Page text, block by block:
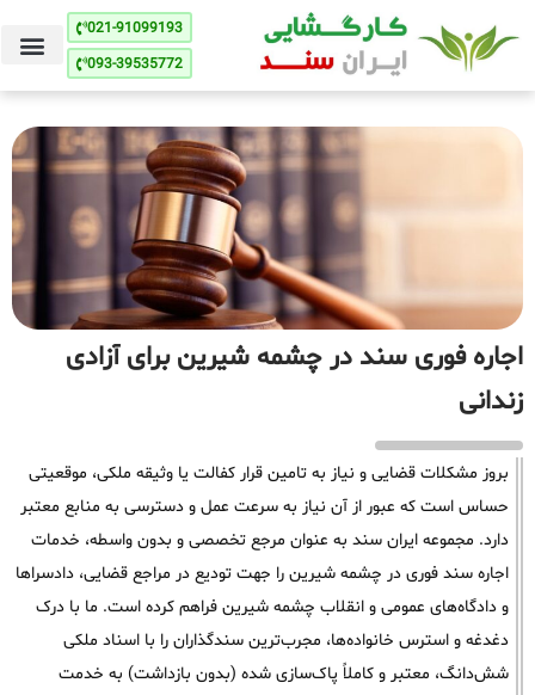
021-91099193
093-39535772
اجاره فوری سند در چشمه شیرین برای آزادی
زندانی
بروز مشکلات قضایی و نیاز به تامین قرار کفالت یا وثیقه ملکی، موقعیتی
حساس است که عبور از آن نیاز به سرعت عمل و دسترسی به منابع معتبر
دارد. مجموعه ایران سند به عنوان مرجع تخصصی و بدون واسطه، خدمات
اجاره سند فوری در چشمه شیرین را جهت تودیع در مراجع قضایی، دادسراها
و دادگاه‌های عمومی و انقلاب چشمه شیرین فراهم کرده است. ما با درک
دغدغه و استرس خانواده‌ها، مجرب‌ترین سندگذاران را با اسناد ملکی
شش‌دانگ، معتبر و کاملاً پاک‌سازی شده (بدون بازداشت) به خدمت